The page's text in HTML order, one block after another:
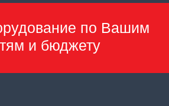
по Вашим
и бюджету